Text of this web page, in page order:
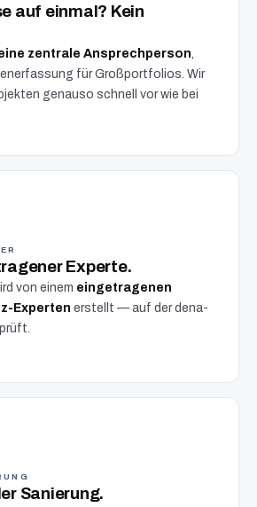
auf einmal? Kein
zentrale Ansprechperson,
für Großportfolios. Wir
genauso schnell vor wie bei
Experte.
von einem eingetragenen
Experten erstellt — auf der dena-
Sanierung.